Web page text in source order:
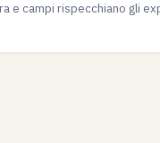
e campi rispecchiano gli